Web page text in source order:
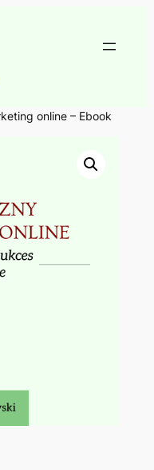
online – Ebook